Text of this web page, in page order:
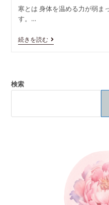
日:
コ
メ
ト:
寒とは 身体を温める力が弱ま
す。…
続きを読む寒
と
検索